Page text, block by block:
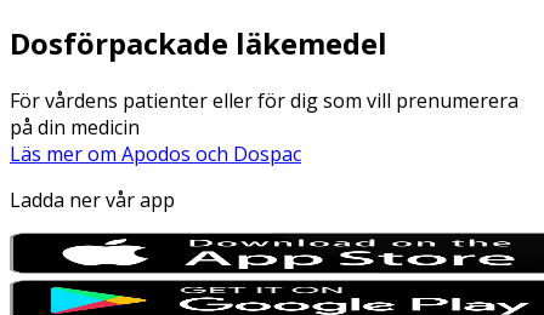
Dosförpackade läkemedel
För vårdens patienter eller för dig som vill prenumerera
på din medicin
Läs mer om Apodos och Dospac
Ladda ner vår app